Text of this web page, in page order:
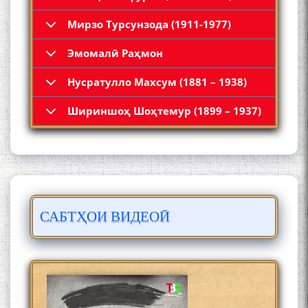
Мирзо Турсунзода (1911-1977)
Эмомалӣ Раҳмон
Нусратулло Махсум (1881 – 1938)
Шириншоҳ Шоҳтемур (1899 – 1937)
САБТҲОИ ВИДЕОӢ
Қадамҷо: Муҳаммадҷон
Раҳимӣ
ЛОҲУТӢ - ФИЛМИ
МУСТАНАД